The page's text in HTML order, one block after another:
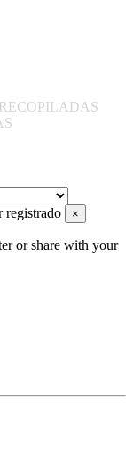
registrado ×
or share with your